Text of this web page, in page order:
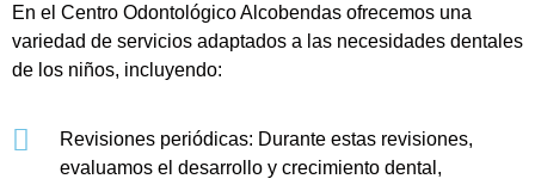
En el Centro Odontológico Alcobendas ofrecemos una
variedad de servicios adaptados a las necesidades dentales
de los niños, incluyendo:
Revisiones periódicas: Durante estas revisiones,
evaluamos el desarrollo y crecimiento dental,